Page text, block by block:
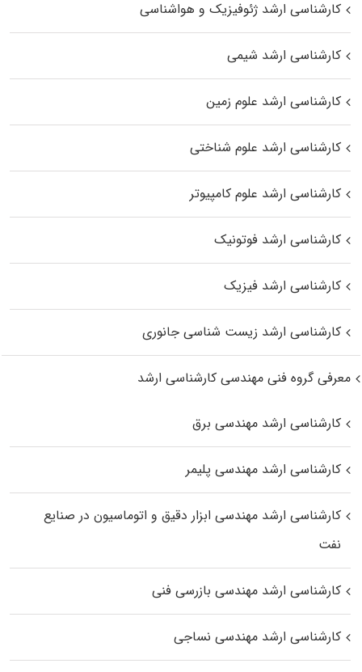
کارشناسی ارشد ژئوفیزیک و هواشناسی
کارشناسی ارشد شیمی
کارشناسی ارشد علوم زمین
کارشناسی ارشد علوم شناختی
کارشناسی ارشد علوم کامپیوتر
کارشناسی ارشد فوتونیک
کارشناسی ارشد فیزیک
کارشناسی ارشد زیست‌ شناسی جانوری
معرفی گروه فنی مهندسی کارشناسی ارشد
کارشناسی ارشد مهندسی برق
کارشناسی ارشد مهندسی پلیمر
کارشناسی ارشد مهندسی ابزار دقیق و اتوماسیون در صنایع
نفت
کارشناسی ارشد مهندسی بازرسی فنی
کارشناسی ارشد مهندسی نساجی